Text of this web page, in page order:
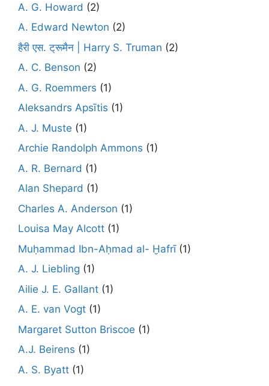
A. G. Howard (2)
A. Edward Newton (2)
हैरी एस. ट्रूमैन | Harry S. Truman (2)
A. C. Benson (2)
A. G. Roemmers (1)
Aleksandrs Apsītis (1)
A. J. Muste (1)
Archie Randolph Ammons (1)
A. R. Bernard (1)
Alan Shepard (1)
Charles A. Anderson (1)
Louisa May Alcott (1)
Muḥammad Ibn-Aḥmad al- Ḫafrī(1)
A. J. Liebling (1)
Ailie J. E. Gallant (1)
A. E. van Vogt (1)
Margaret Sutton Briscoe (1)
A.J. Beirens (1)
A. S. Byatt (1)